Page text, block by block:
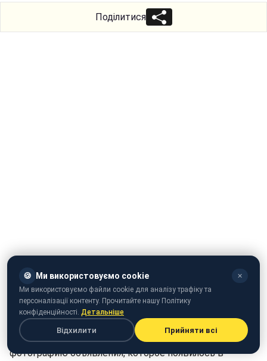
Поділитися
В Соломенском районе Киева местных жителей
попросили "умирать тише". Соответствующую
фотографию объявления, которое появилось в
🍪 Ми використовуємо cookie ✕
Ми використовуємо файли cookie для аналізу трафіку та
персоналізації контенту. Прочитайте нашу Політику
конфіденційності. Детальніше
Відхилити Прийняти всі